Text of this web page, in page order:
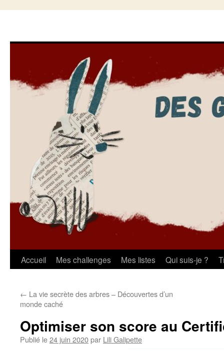
Aller
contenu
Accueil Mes challenges Mes listes Qui suis-je ?
← La vie secrète des arbres – Découvertes d’un
monde caché
Optimiser son score au
Publié le24 juin 2020par Lili Galipette